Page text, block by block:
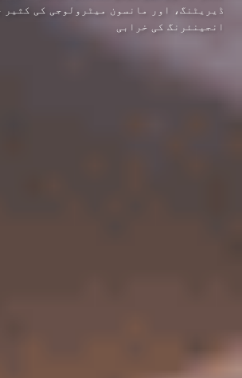
ڈیریٹنگ، اور مانسون میٹرولوجی کی کثیر
انجینئرنگ کی خرابی